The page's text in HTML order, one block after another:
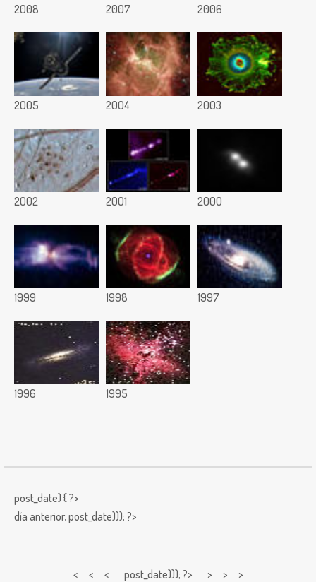
2008 2007 2006
2005 2004 2003
2002 2001 2000
1999 1998 1997
1996 1995
post_date) { ?>
día anterior,post_date))); ?>
< < < post_date))); ?> > > >